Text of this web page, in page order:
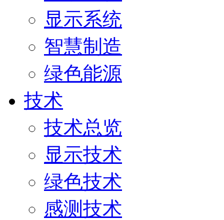
显示系统
智慧制造
绿色能源
技术
技术总览
显示技术
绿色技术
感测技术